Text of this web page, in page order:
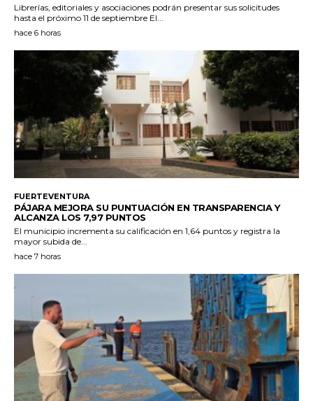
Librerías, editoriales y asociaciones podrán presentar sus solicitudes
hasta el próximo 11 de septiembre El...
hace 6 horas
FUERTEVENTURA
PÁJARA MEJORA SU PUNTUACIÓN EN TRANSPARENCIA Y
ALCANZA LOS 7,97 PUNTOS
El municipio incrementa su calificación en 1,64 puntos y registra la
mayor subida de...
hace 7 horas